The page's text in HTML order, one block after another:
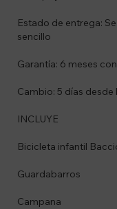
Estado de entrega:
sencillo
Garantía: 6 meses
Cambio: 5 días desde
INCLUYE
Bicicleta infantil
Guardabarros
Campana